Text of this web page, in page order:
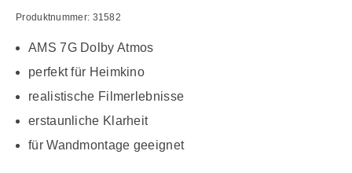
Produktnummer: 31582
AMS 7G Dolby Atmos
perfekt für Heimkino
realistische Filmerlebnisse
erstaunliche Klarheit
für Wandmontage geeignet